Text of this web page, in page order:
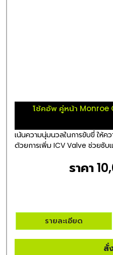
โช้คอัพ คู่หน้า Monroe
เน้นความนุ่มนวลในการขับขี่ ให้ค
ด้วยการเพิ่ม ICV Valve ช่วยซั
ราคา
รายละเอียด
สั่